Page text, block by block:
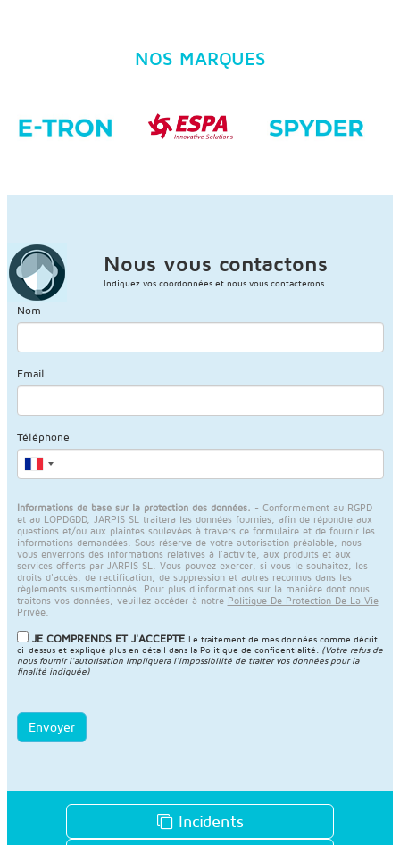
NOS MARQUES
Nous vous contactons
Indiquez vos coordonnées et nous vous contacterons.
Nom
Email
Téléphone
Informations de base sur la protection des données. - Conformément au RGPD
et au LOPDGDD, JARPIS SL traitera les données fournies, afin de répondre aux
questions et/ou aux plaintes soulevées à travers ce formulaire et de fournir les
informations demandées. Sous réserve de votre autorisation préalable, nous
vous enverrons des informations relatives à l'activité, aux produits et aux
services offerts par JARPIS SL. Vous pouvez exercer, si vous le souhaitez, les
droits d'accès, de rectification, de suppression et autres reconnus dans les
règlements susmentionnés. Pour plus d'informations sur la manière dont nous
traitons vos données, veuillez accéder à notre Politique De Protection De La Vie
Privée.
JE COMPRENDS ET J'ACCEPTE Le traitement de mes données comme décrit
ci-dessus et expliqué plus en détail dans la Politique de confidentialité
(Votre refus de
nous fournir l'autorisation impliquera l'impossibilité de traiter vos données pour la
finalité indiquée)
Envoyer
Incidents